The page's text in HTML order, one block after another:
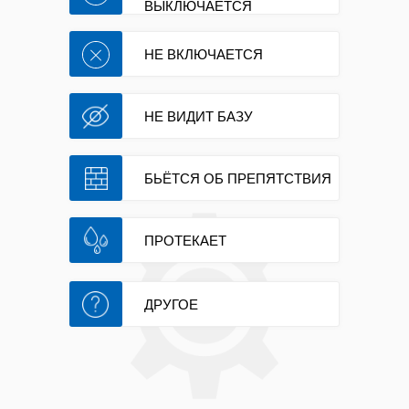
комфортной и свободной от рутины.
дорогие модели со временем
начинают давать сбои, доставляя
своим владельцам массу
беспокойства и неудобств, нарушая
привычный уклад жизни. В некоторых
случаях робот не включается, и
никакие нажатия на кнопку питания
или попытки перезагрузки не
помогают вернуть устройство к
жизни, оставляя человека в полной
растерянности и тревоге за
состояние дорогой техники. В других
ситуациях аппарат включается, но
через несколько секунд выключается,
своих основных функций, что
вызывает серьёзное беспокойство и
желание как можно скорее найти
ПРОТЕКАЕТ
ВЫКЛЮЧАЕТСЯ
НЕ ВКЛЮЧАЕТСЯ
НЕ ВИДИТ БАЗУ
БЬЁТСЯ ОБ ПРЕПЯТСТВИЯ
ДРУГОЕ